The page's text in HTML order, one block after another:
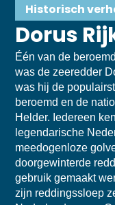
Historisch
Dorus
Één van de
was de zeeredder
was hij de
beroemd en de
Helder. Iedereen
legendarische
meedogenloze
doorgewinterde
gebruik gemaakt
zijn reddingssloep